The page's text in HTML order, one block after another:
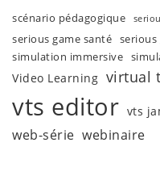
scénario pédagogique
serious game santé serious
simulation immersive
Video Learning virtual
vts editor vts
web-série webinaire